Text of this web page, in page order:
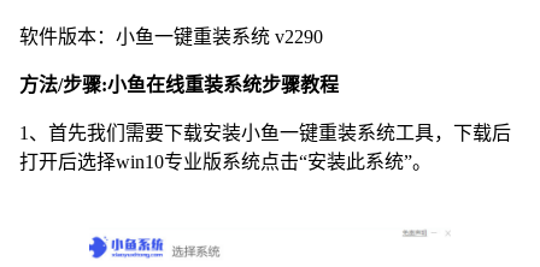
软件版本：小鱼一键重装系统 v2290
方法/步骤:小鱼在线重装系统步骤教程
1、首先我们需要下载安装小鱼一键重装系统工具，下载后
打开后选择win10专业版系统点击“安装此系统”。